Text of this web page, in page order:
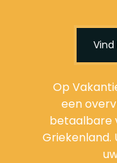
Op
een
betaalbare
Griekenland.